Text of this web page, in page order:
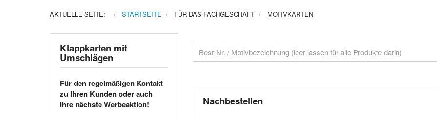
AKTUELLE SEITE: STARTSEITE FÜR DAS FACHGESCHÄFT MOTIVKARTEN
Nachbestellen
Klappkarten mit
Umschlägen
Für den regelmäßigen Kontakt
zu Ihren Kunden oder auch
Ihre nächste Werbeaktion!